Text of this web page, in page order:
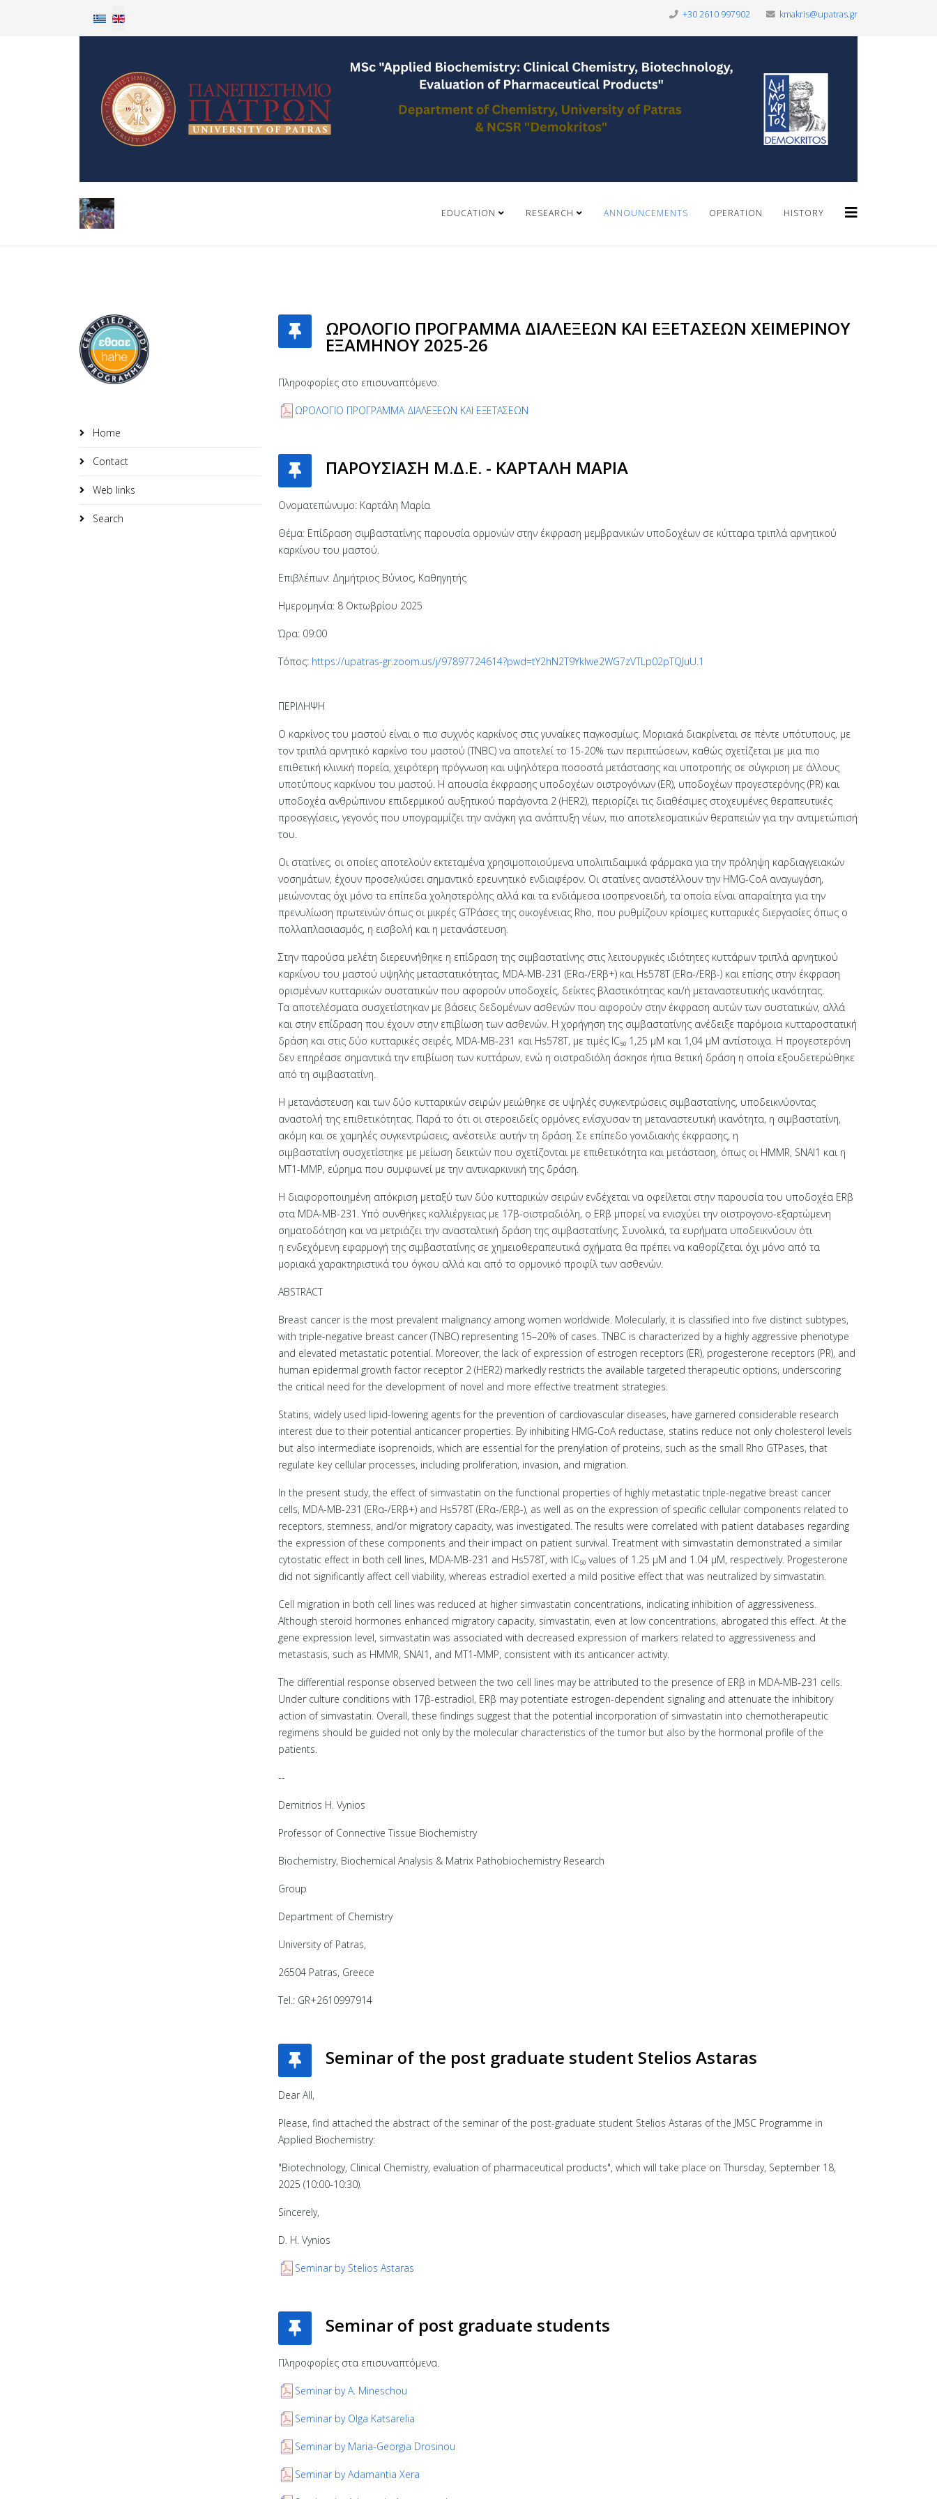
Select your language +30 2610 997902 kmakris@upatras.gr
EDUCATION RESEARCH ANNOUNCEMENTS OPERATION HISTORY
Home
Contact
Web links
Search
ΩΡΟΛΟΓΙΟ ΠΡΟΓΡΑΜΜΑ ΔΙΑΛΕΞΕΩΝ ΚΑΙ ΕΞΕΤΑΣΕΩΝ ΧΕΙΜΕΡΙΝΟΥ
ΕΞΑΜΗΝΟΥ 2025-26
Πληροφορίες στο επισυναπτόμενο.
ΩΡΟΛΟΓΙΟ ΠΡΟΓΡΑΜΜΑ ΔΙΑΛΕΞΕΩΝ ΚΑΙ ΕΞΕΤΑΣΕΩΝ
ΠΑΡΟΥΣΙΑΣΗ Μ.Δ.Ε. - ΚΑΡΤΑΛΗ ΜΑΡΙΑ
Ονοματεπώνυμο: Καρτάλη Μαρία
Θέμα: Επίδραση σιμβαστατίνης παρουσία ορμονών στην έκφραση μεμβρανικών υποδοχέων σε κύτταρα τριπλά αρνητικού
καρκίνου του μαστού.
Επιβλέπων: Δημήτριος Βύνιος, Καθηγητής
Ημερομηνία: 8 Οκτωβρίου 2025
Ώρα: 09:00
Τόπος: https://upatras-gr.zoom.us/j/97897724614?pwd=tY2hN2T9Yklwe2WG7zVTLp02pTQJuU.1
ΠΕΡΙΛΗΨΗ
Ο καρκίνος του μαστού είναι ο πιο συχνός καρκίνος στις γυναίκες παγκοσμίως. Μοριακά διακρίνεται σε πέντε υπότυπους, με
τον τριπλά αρνητικό καρκίνο του μαστού (TNBC) να αποτελεί το 15-20% των περιπτώσεων, καθώς σχετίζεται με μια πιο
επιθετική κλινική πορεία, χειρότερη πρόγνωση και υψηλότερα ποσοστά μετάστασης και υποτροπής σε σύγκριση με άλλους
υποτύπους καρκίνου του μαστού. Η απουσία έκφρασης υποδοχέων οιστρογόνων (ER), υποδοχέων προγεστερόνης (PR) και
υποδοχέα ανθρώπινου επιδερμικού αυξητικού παράγοντα 2 (HER2), περιορίζει τις διαθέσιμες στοχευμένες θεραπευτικές
προσεγγίσεις, γεγονός που υπογραμμίζει την ανάγκη για ανάπτυξη νέων, πιο αποτελεσματικών θεραπειών για την αντιμετώπισή
του.
Οι στατίνες, οι οποίες αποτελούν εκτεταμένα χρησιμοποιούμενα υπολιπιδαιμικά φάρμακα για την πρόληψη καρδιαγγειακών
νοσημάτων, έχουν προσελκύσει σημαντικό ερευνητικό ενδιαφέρον. Οι στατίνες αναστέλλουν την HMG-CoA αναγωγάση,
μειώνοντας όχι μόνο τα επίπεδα χοληστερόλης αλλά και τα ενδιάμεσα ισοπρενοειδή, τα οποία είναι απαραίτητα για την
πρενυλίωση πρωτεϊνών όπως οι μικρές GTPάσες της οικογένειας Rho, που ρυθμίζουν κρίσιμες κυτταρικές διεργασίες όπως ο
πολλαπλασιασμός, η εισβολή και η μετανάστευση.
Στην παρούσα μελέτη διερευνήθηκε η επίδραση της σιμβαστατίνης στις λειτουργικές ιδιότητες κυττάρων τριπλά αρνητικού
καρκίνου του μαστού υψηλής μεταστατικότητας, MDA-MB-231 (ERα-/ERβ+) και Hs578T (ERα-/ERβ-) και επίσης στην έκφραση
ορισμένων κυτταρικών συστατικών που αφορούν υποδοχείς, δείκτες βλαστικότητας και/ή μεταναστευτικής ικανότητας.
Τα αποτελέσματα συσχετίστηκαν με βάσεις δεδομένων ασθενών που αφορούν στην έκφραση αυτών των συστατικών, αλλά
και στην επίδραση που έχουν στην επιβίωση των ασθενών. Η χορήγηση της σιμβαστατίνης ανέδειξε παρόμοια κυτταροστατική
δράση και στις δύο κυτταρικές σειρές, MDA-MB-231 και Hs578T, με τιμές IC₅₀ 1,25 μΜ και 1,04 μΜ αντίστοιχα. Η προγεστερόνη
δεν επηρέασε σημαντικά την επιβίωση των κυττάρων, ενώ η οιστραδιόλη άσκησε ήπια θετική δράση η οποία εξουδετερώθηκε
από τη σιμβαστατίνη.
Η μετανάστευση και των δύο κυτταρικών σειρών μειώθηκε σε υψηλές συγκεντρώσεις σιμβαστατίνης, υποδεικνύοντας
αναστολή της επιθετικότητας. Παρά το ότι οι στεροειδείς ορμόνες ενίσχυσαν τη μεταναστευτική ικανότητα, η σιμβαστατίνη,
ακόμη και σε χαμηλές συγκεντρώσεις, ανέστειλε αυτήν τη δράση. Σε επίπεδο γονιδιακής έκφρασης, η
σιμβαστατίνη συσχετίστηκε με μείωση δεικτών που σχετίζονται με επιθετικότητα και μετάσταση, όπως οι HMMR, SNAI1 και η
MT1-MMP, εύρημα που συμφωνεί με την αντικαρκινική της δράση.
Η διαφοροποιημένη απόκριση μεταξύ των δύο κυτταρικών σειρών ενδέχεται να οφείλεται στην παρουσία του υποδοχέα ERβ
στα MDA-MB-231. Υπό συνθήκες καλλιέργειας με 17β-οιστραδιόλη, ο ERβ μπορεί να ενισχύει την οιστρογονo-εξαρτώμενη
σηματοδότηση και να μετριάζει την ανασταλτική δράση της σιμβαστατίνης. Συνολικά, τα ευρήματα υποδεικνύουν ότι
η ενδεχόμενη εφαρμογή της σιμβαστατίνης σε χημειοθεραπευτικά σχήματα θα πρέπει να καθορίζεται όχι μόνο από τα
μοριακά χαρακτηριστικά του όγκου αλλά και από το ορμονικό προφίλ των ασθενών.
ABSTRACT
Breast cancer is the most prevalent malignancy among women worldwide. Molecularly, it is classified into five distinct subtypes,
with triple-negative breast cancer (TNBC) representing 15–20% of cases. TNBC is characterized by a highly aggressive phenotype
and elevated metastatic potential. Moreover, the lack of expression of estrogen receptors (ER), progesterone receptors (PR), and
human epidermal growth factor receptor 2 (HER2) markedly restricts the available targeted therapeutic options, underscoring
the critical need for the development of novel and more effective treatment strategies.
Statins, widely used lipid-lowering agents for the prevention of cardiovascular diseases, have garnered considerable research
interest due to their potential anticancer properties. By inhibiting HMG-CoA reductase, statins reduce not only cholesterol levels
but also intermediate isoprenoids, which are essential for the prenylation of proteins, such as the small Rho GTPases, that
regulate key cellular processes, including proliferation, invasion, and migration.
In the present study, the effect of simvastatin on the functional properties of highly metastatic triple-negative breast cancer
cells, MDA-MB-231 (ERα-/ERβ+) and Hs578T (ERα-/ERβ-), as well as on the expression of specific cellular components related to
receptors, stemness, and/or migratory capacity, was investigated. The results were correlated with patient databases regarding
the expression of these components and their impact on patient survival. Treatment with simvastatin demonstrated a similar
cytostatic effect in both cell lines, MDA-MB-231 and Hs578T, with IC₅₀ values of 1.25 μM and 1.04 μM, respectively. Progesterone
did not significantly affect cell viability, whereas estradiol exerted a mild positive effect that was neutralized by simvastatin.
Cell migration in both cell lines was reduced at higher simvastatin concentrations, indicating inhibition of aggressiveness.
Although steroid hormones enhanced migratory capacity, simvastatin, even at low concentrations, abrogated this effect. At the
gene expression level, simvastatin was associated with decreased expression of markers related to aggressiveness and
metastasis, such as HMMR, SNAI1, and MT1-MMP, consistent with its anticancer activity.
The differential response observed between the two cell lines may be attributed to the presence of ERβ in MDA-MB-231 cells.
Under culture conditions with 17β-estradiol, ERβ may potentiate estrogen-dependent signaling and attenuate the inhibitory
action of simvastatin. Overall, these findings suggest that the potential incorporation of simvastatin into chemotherapeutic
regimens should be guided not only by the molecular characteristics of the tumor but also by the hormonal profile of the
patients.
--
Demitrios H. Vynios
Professor of Connective Tissue Biochemistry
Biochemistry, Biochemical Analysis & Matrix Pathobiochemistry Research
Group
Department of Chemistry
University of Patras,
26504 Patras, Greece
Tel.: GR+2610997914
Seminar of the post graduate student Stelios Astaras
Dear All,
Please, find attached the abstract of the seminar of the post-graduate student Stelios Astaras of the JMSC Programme in
Applied Biochemistry:
"Biotechnology, Clinical Chemistry, evaluation of pharmaceutical products", which will take place on Thursday, September 18,
2025 (10:00-10:30).
Sincerely,
D. H. Vynios
Seminar by Stelios Astaras
Seminar of post graduate students
Πληροφορίες στα επισυναπτόμενα.
Seminar by A. Mineschou
Seminar by Olga Katsarelia
Seminar by Maria-Georgia Drosinou
Seminar by Adamantia Xera